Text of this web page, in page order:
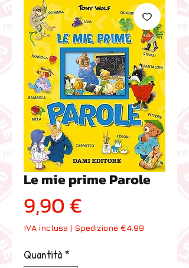
Le mie prime Parole
9,90 €
IVA inclusa | Spedizione €4.99
Quantità*